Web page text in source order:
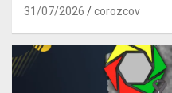
31/07/2026 corozcov